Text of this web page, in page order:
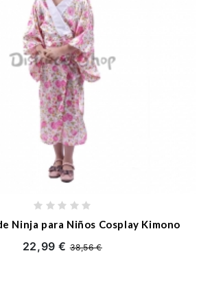
Ninja para Niños Cosplay Kimono
22,99 €38,56 €